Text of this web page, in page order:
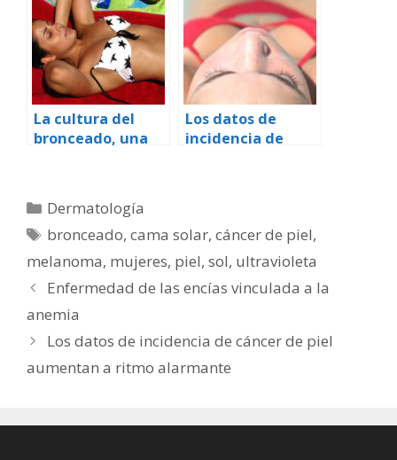
La cultura del
bronceado, una
Los datos de
incidencia de
Categorías
Dermatología
Etiquetas
bronceado,cama solar,cáncer de piel,
melanoma, mujeres, piel, sol, ultravioleta
Enfermedad de las encías vinculada a la
anemia
Los datos de incidencia de cáncer de piel
aumentan a ritmo alarmante